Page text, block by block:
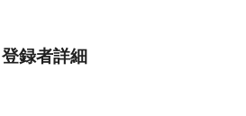
登録者詳細